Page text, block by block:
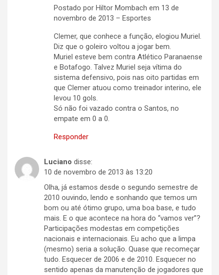
Postado por Hiltor Mombach em 13 de
novembro de 2013 – Esportes
Clemer, que conhece a função, elogiou Muriel.
Diz que o goleiro voltou a jogar bem.
Muriel esteve bem contra Atlético Paranaense
e Botafogo. Talvez Muriel seja vítima do
sistema defensivo, pois nas oito partidas em
que Clemer atuou como treinador interino, ele
levou 10 gols.
Só não foi vazado contra o Santos, no
empate em 0 a 0.
Responder
Luciano disse:
10 de novembro de 2013 às 13:20
Olha, já estamos desde o segundo semestre de
2010 ouvindo, lendo e sonhando que temos um
bom ou até ótimo grupo, uma boa base, e tudo
mais. E o que acontece na hora do “vamos ver”?
Participações modestas em competições
nacionais e internacionais. Eu acho que a limpa
(mesmo) seria a solução. Quase que recomeçar
tudo. Esquecer de 2006 e de 2010. Esquecer no
sentido apenas da manutenção de jogadores que